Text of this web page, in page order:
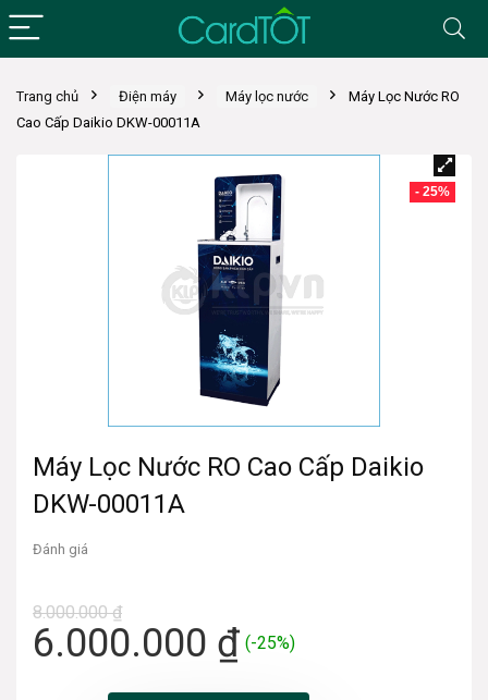
Trang chủ Điện máy Máy lọc nước
Máy Lọc Nước RO
Cao Cấp Daikio DKW-00011A
- 25%
Máy Lọc Nước RO Cao Cấp Daikio
DKW-00011A
Đánh giá
8.000.000₫
6.000.000 ₫ (-25%)